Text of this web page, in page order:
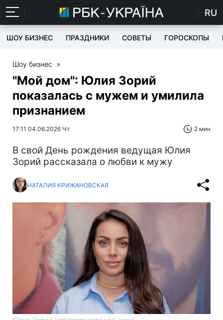
RU
ШОУ БИЗНЕС ПРАЗДНИКИ СОВЕТЫ ГОРОСКОПЫ
Шоу бизнес »
"Мой дом": Юлия Зорий
показалась с мужем и умилила
признанием
17:11 04.06.2026 Чт 2 мин
В свой День рождения ведущая Юлия
Зорий рассказала о любви к мужу
НАТАЛИЯ КРИЖАНОВСКАЯ